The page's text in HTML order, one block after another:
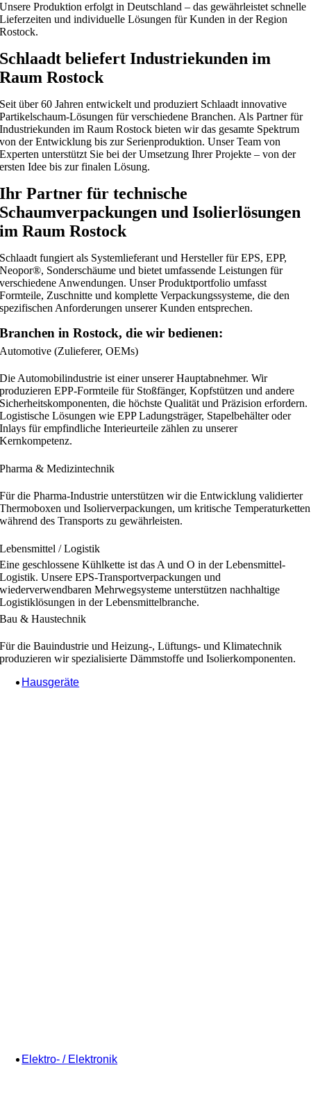
Unsere Produktion erfolgt in Deutschland – das gewährleistet schnelle
Lieferzeiten und individuelle Lösungen für Kunden in der Region
Rostock.
Schlaadt beliefert Industriekunden im
Raum Rostock
Seit über 60 Jahren entwickelt und produziert Schlaadt innovative
Partikelschaum-Lösungen für verschiedene Branchen. Als Partner für
Industriekunden im Raum Rostock bieten wir das gesamte Spektrum
von der Entwicklung bis zur Serienproduktion. Unser Team von
Experten unterstützt Sie bei der Umsetzung Ihrer Projekte – von der
ersten Idee bis zur finalen Lösung.
Ihr Partner für technische
Schaumverpackungen und Isolierlösungen
im Raum Rostock
Schlaadt fungiert als Systemlieferant und Hersteller für EPS, EPP,
Neopor®, Sonderschäume und bietet umfassende Leistungen für
verschiedene Anwendungen. Unser Produktportfolio umfasst
Formteile, Zuschnitte und komplette Verpackungssysteme, die den
spezifischen Anforderungen unserer Kunden entsprechen.
Branchen in Rostock, die wir bedienen:
Automotive (Zulieferer, OEMs)
Die Automobilindustrie ist einer unserer Hauptabnehmer. Wir
produzieren EPP-Formteile für Stoßfänger, Kopfstützen und andere
Sicherheitskomponenten, die höchste Qualität und Präzision erfordern.
Logistische Lösungen wie EPP Ladungsträger, Stapelbehälter oder
Inlays für empfindliche Interieurteile zählen zu unserer
Kernkompetenz.
Pharma & Medizintechnik
Für die Pharma-Industrie unterstützen wir die Entwicklung validierter
Thermoboxen und Isolierverpackungen, um kritische Temperaturketten
während des Transports zu gewährleisten.
Lebensmittel / Logistik
Eine geschlossene Kühlkette ist das A und O in der Lebensmittel-
Logistik. Unsere EPS-Transportverpackungen und
wiederverwendbaren Mehrwegsysteme unterstützen nachhaltige
Logistiklösungen in der Lebensmittelbranche.
Bau & Haustechnik
Für die Bauindustrie und Heizung-, Lüftungs- und Klimatechnik
produzieren wir spezialisierte Dämmstoffe und Isolierkomponenten.
Hausgeräte
Elektro- / Elektronik